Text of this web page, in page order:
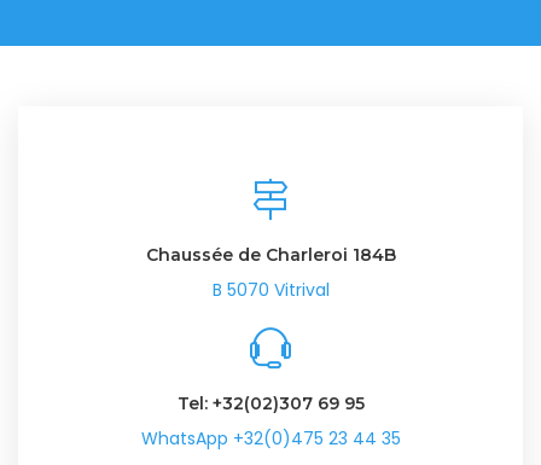
Chaussée de Charleroi 184B
B 5070 Vitrival
Tel: +32(02)307 69 95
WhatsApp +32(0)475 23 44 35